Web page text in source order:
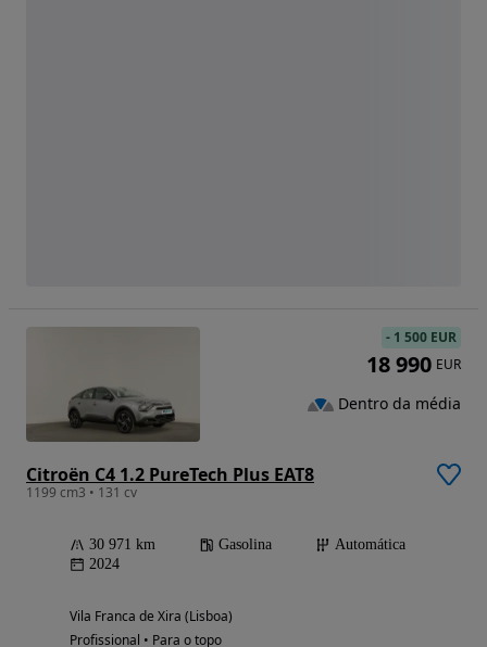
Citroën C4 1.2 PureTech Plus EAT8
1199 cm3 • 131 cv
30 971 km Gasolina
Automática
2024
Vila Franca de Xira (Lisboa)
Profissional • Para o topo
- 1 500 EUR
18 990 EUR
Dentro da média